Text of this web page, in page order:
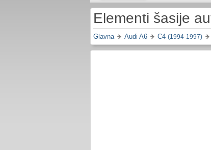
Elementi šasije
Glavna Audi A6 C4 (1994-1997)